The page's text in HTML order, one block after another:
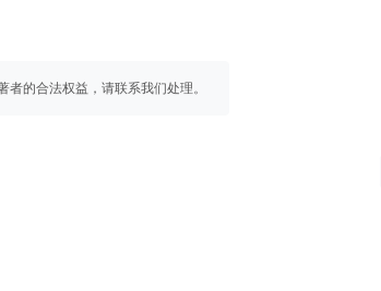
的合法权益，请联系我们处理。